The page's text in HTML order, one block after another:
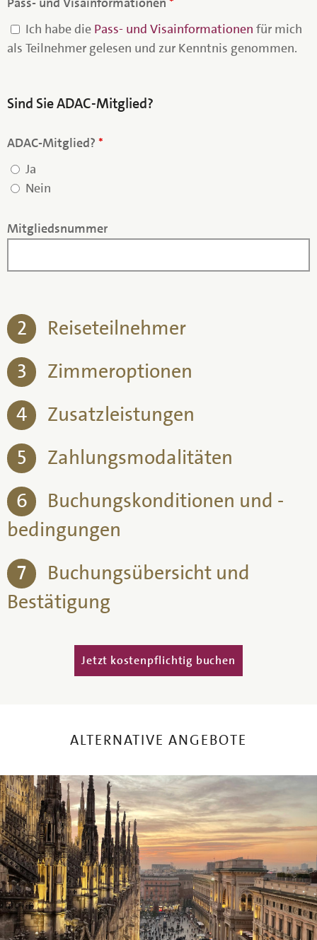
Ich habe die Pass- und Visainformationen für mich
als Teilnehmer gelesen und zur Kenntnis genommen.
Sind Sie ADAC-Mitglied?
ADAC-Mitglied? *
Ja
Nein
Mitgliedsnummer
2
Reiseteilnehmer
3
Zimmeroptionen
4
Zusatzleistungen
5
Zahlungsmodalitäten
6
Buchungskonditionen und -
bedingungen
7
Buchungsübersicht und
Bestätigung
Vertikale Reiter
ALTERNATIVE ANGEBOTE